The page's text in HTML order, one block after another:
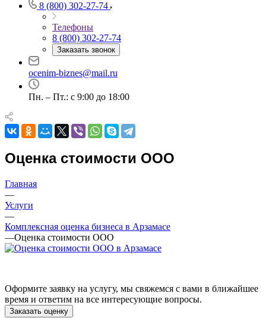
8 (800) 302-27-74
Телефоны
8 (800) 302-27-74
Заказать звонок
ocenim-biznes@mail.ru
Пн. – Пт.: с 9:00 до 18:00
Оценка стоимости ООО
Главная
—
Услуги
—
Комплексная оценка бизнеса в Арзамасе
—Оценка стоимости ООО
Оформите заявку на услугу, мы свяжемся с вами в ближайшее
время и ответим на все интересующие вопросы.
Заказать оценку
Например:Арзамас
Абдулино
Алушта
Альметьевск
Ангарск
Апатиты
Апрелевка
Арамиль
Арзамас
Архангельск
Астрахань
Ахтубинск
Ачинск